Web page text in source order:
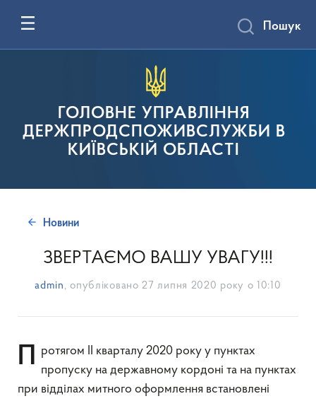
ГОЛОВНЕ УПРАВЛІННЯ
ДЕРЖПРОДСПОЖИВСЛУЖБИ В
КИЇВСЬКІЙ ОБЛАСТІ
Пошук
Новини
ЗВЕРТАЄМО ВАШУ УВАГУ!!!
admin , опубліковано 27 липня 2020 року о 10:10
Протягом IІ кварталу 2020 року у пунктах пропуску на державному кордоні та на пунктах
при відділах митного оформлення встановлені